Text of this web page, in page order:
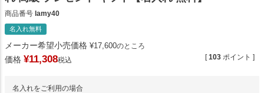
商品番号 lamy40
名入れ無料
メーカー希望小売価格 ¥17,600のところ
価格 ¥11,308税込 [103 ポイント ]
名入れをご利用の場合